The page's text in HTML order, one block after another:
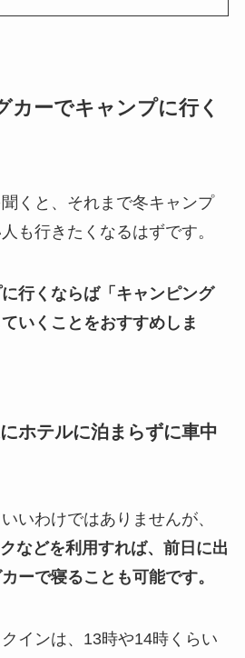
カーでキャンプに行く
くと、それまで冬キャンプ
も行きたくなるはずです。
行くならば「キャンピング
いくことをおすすめしま
ホテルに泊まらずに車中
いわけではありませんが、
などを利用すれば、前日に出
ーで寝ることも可能です。
インは、13時や14時くらい